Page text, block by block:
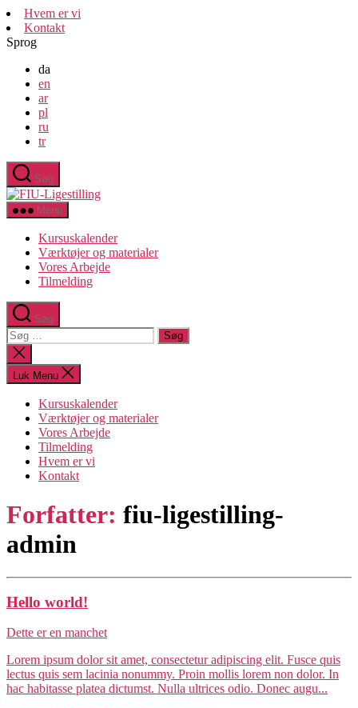
Spring
til
indholdet
Hvem er vi
Kontakt
Sprog
da
en
ar
pl
ru
tr
Søg
FIU-
Menu
Kursuskalender
Værktøjer og materialer
Vores Arbejde
Tilmelding
Søg
Søg
efter:
Luk
søgning
Luk Menu
Kursuskalender
Værktøjer og materialer
Vores Arbejde
Tilmelding
Hvem er vi
Kontakt
Forfatter: fiu-ligestilling-
admin
Hello world!
Dette er en manchet
Lorem ipsum dolor sit amet, consectetur adipiscing elit. Fusce quis
lectus quis sem lacinia nonummy. Proin mollis lorem non dolor. In
hac habitasse platea dictumst. Nulla ultrices odio. Donec augu...